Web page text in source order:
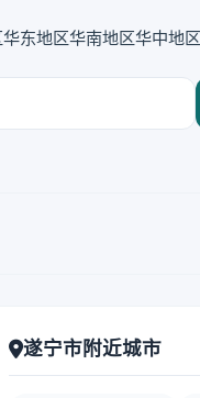
华东地区华南地区华中地区
遂宁市附近城市